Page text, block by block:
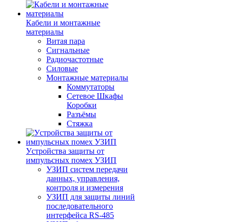
Кабели и монтажные
материалы
Витая пара
Сигнальные
Радиочастотные
Силовые
Монтажные материалы
Коммутаторы
Сетевое Шкафы
Коробки
Разъёмы
Стяжка
Уcтройства защиты от
импульсных помех УЗИП
УЗИП систем передачи
данных, управления,
контроля и измерения
УЗИП для защиты линий
последовательного
интерфейса RS-485